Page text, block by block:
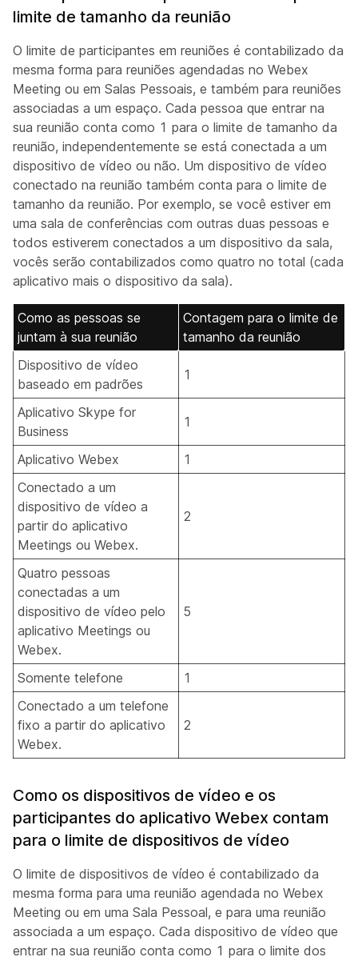
limite de tamanho da reunião
O limite de participantes em reuniões é contabilizado da
mesma forma para reuniões agendadas no Webex
Meeting ou em Salas Pessoais, e também para reuniões
associadas a um espaço. Cada pessoa que entrar na
sua reunião conta como 1 para o limite de tamanho da
reunião, independentemente se está conectada a um
dispositivo de vídeo ou não. Um dispositivo de vídeo
conectado na reunião também conta para o limite de
tamanho da reunião. Por exemplo, se você estiver em
uma sala de conferências com outras duas pessoas e
todos estiverem conectados a um dispositivo da sala,
vocês serão contabilizados como quatro no total (cada
aplicativo mais o dispositivo da sala).
Como as pessoas se
juntam à sua reunião
Contagem para o limite de
tamanho da reunião
Dispositivo de vídeo
baseado em padrões
1
Aplicativo Skype for
Business
1
Aplicativo Webex
1
Conectado a um
dispositivo de vídeo a
partir do aplicativo
Meetings ou Webex.
2
Quatro pessoas
conectadas a um
dispositivo de vídeo pelo
aplicativo Meetings ou
Webex.
5
Somente telefone
1
Conectado a um telefone
fixo a partir do aplicativo
Webex.
2
Como os dispositivos de vídeo e os
participantes do aplicativo Webex contam
para o limite de dispositivos de vídeo
O limite de dispositivos de vídeo é contabilizado da
mesma forma para uma reunião agendada no Webex
Meeting ou em uma Sala Pessoal, e para uma reunião
associada a um espaço. Cada dispositivo de vídeo que
entrar na sua reunião conta como 1 para o limite dos